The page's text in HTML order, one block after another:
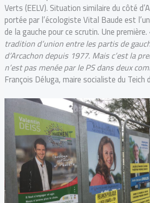
Verts (EELV). Situation similaire du côté
portée par l’écologiste Vital Baude est
de la gauche pour ce scrutin. Une première.
tradition d’union entre les partis de
d’Arcachon depuis 1977. Mais c’estla
n’est pas menée par le PSdans deux
François Déluga, maire socialiste du Teich